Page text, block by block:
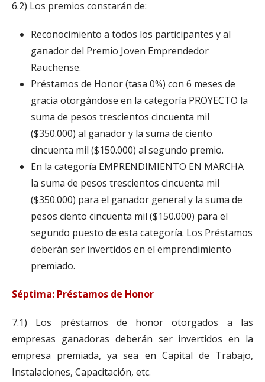
6.2) Los premios constarán de:
Reconocimiento a todos los participantes y al
ganador del Premio Joven Emprendedor
Rauchense.
Préstamos de Honor (tasa 0%) con 6 meses de
gracia otorgándose en la categoría PROYECTO la
suma de pesos trescientos cincuenta mil
($350.000) al ganador y la suma de ciento
cincuenta mil ($150.000) al segundo premio.
En la categoría EMPRENDIMIENTO EN MARCHA
la suma de pesos trescientos cincuenta mil
($350.000) para el ganador general y la suma de
pesos ciento cincuenta mil ($150.000) para el
segundo puesto de esta categoría. Los Préstamos
deberán ser invertidos en el emprendimiento
premiado.
Séptima: Préstamos de Honor
7.1) Los préstamos de honor otorgados a las
empresas ganadoras deberán ser invertidos en la
empresa premiada, ya sea en Capital de Trabajo,
Instalaciones, Capacitación, etc.